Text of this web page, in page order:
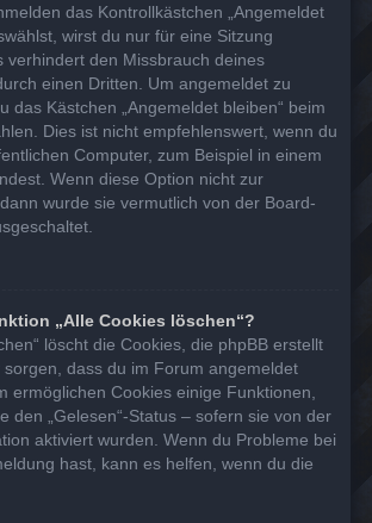
das Kontrollkästchen „Angemeldet
wirst du nur für eine Sitzung
verhindert den Missbrauch deines
einen Dritten. Um angemeldet zu
das Kästchen „Angemeldet bleiben“ beim
Dies ist nicht empfehlenswert, wenn du
Computer, zum Beispiel in einem
Wenn diese Option nicht zur
wurde sie vermutlich von der Board-
„Alle Cookies löschen“?
löscht die Cookies, die phpBB erstellt
dass du im Forum angemeldet
ermöglichen Cookies einige Funktionen,
den „Gelesen“-Status – sofern sie von der
aktiviert wurden. Wenn du Probleme bei
hast, kann es helfen, wenn du die